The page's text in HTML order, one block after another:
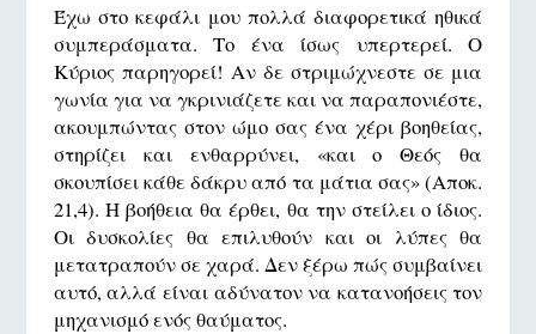
Έχω στο κεφάλι μου πολλά διαφορετικά ηθικά
συμπεράσματα. Το ένα ίσως υπερτερεί. Ο
Κύριος παρηγορεί! Αν δε στριμώχνεστε σε μια
γωνία για να γκρινιάζετε και να παραπονιέστε,
ακουμπώντας στον ώμο σας ένα χέρι βοηθείας,
στηρίζει και ενθαρρύνει, «και ο Θεός θα
σκουπίσει κάθε δάκρυ από τα μάτια σας» (Αποκ.
21,4). Η βοήθεια θα έρθει, θα την στείλει ο ίδιος.
Οι δυσκολίες θα επιλυθούν και οι λύπες θα
μετατραπούν σε χαρά. Δεν ξέρω πώς συμβαίνει
αυτό, αλλά είναι αδύνατον να κατανοήσεις τον
μηχανισμό ενός θαύματος.